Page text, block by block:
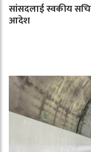
सांसदलाई स्वकीय
आदेश